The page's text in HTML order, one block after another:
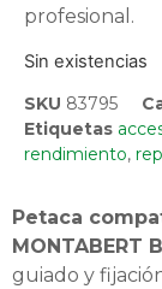
profesional.
Sin existencias
SKU 83795
Etiquetas
rendimiento,
Petaca
MONTABERT
guiado y